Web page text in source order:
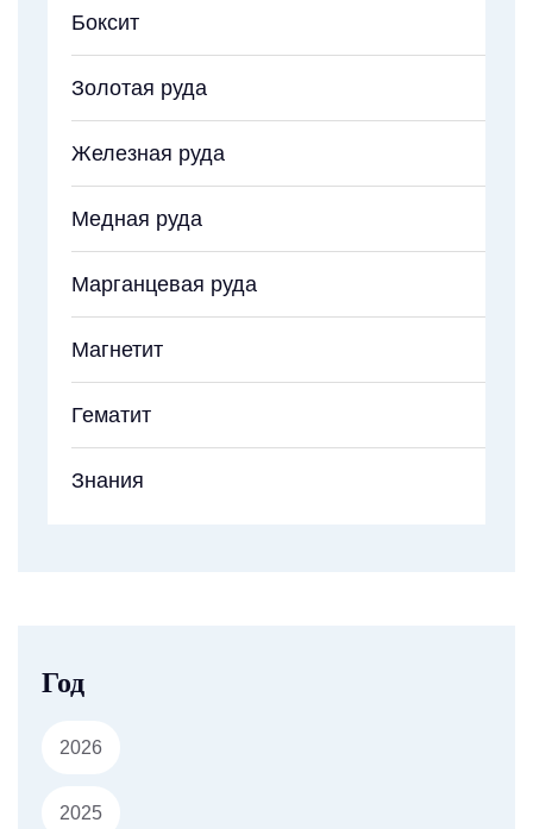
Боксит
Золотая руда
Железная руда
Медная руда
Марганцевая руда
Магнетит
Гематит
Знания
Год
2026
2025